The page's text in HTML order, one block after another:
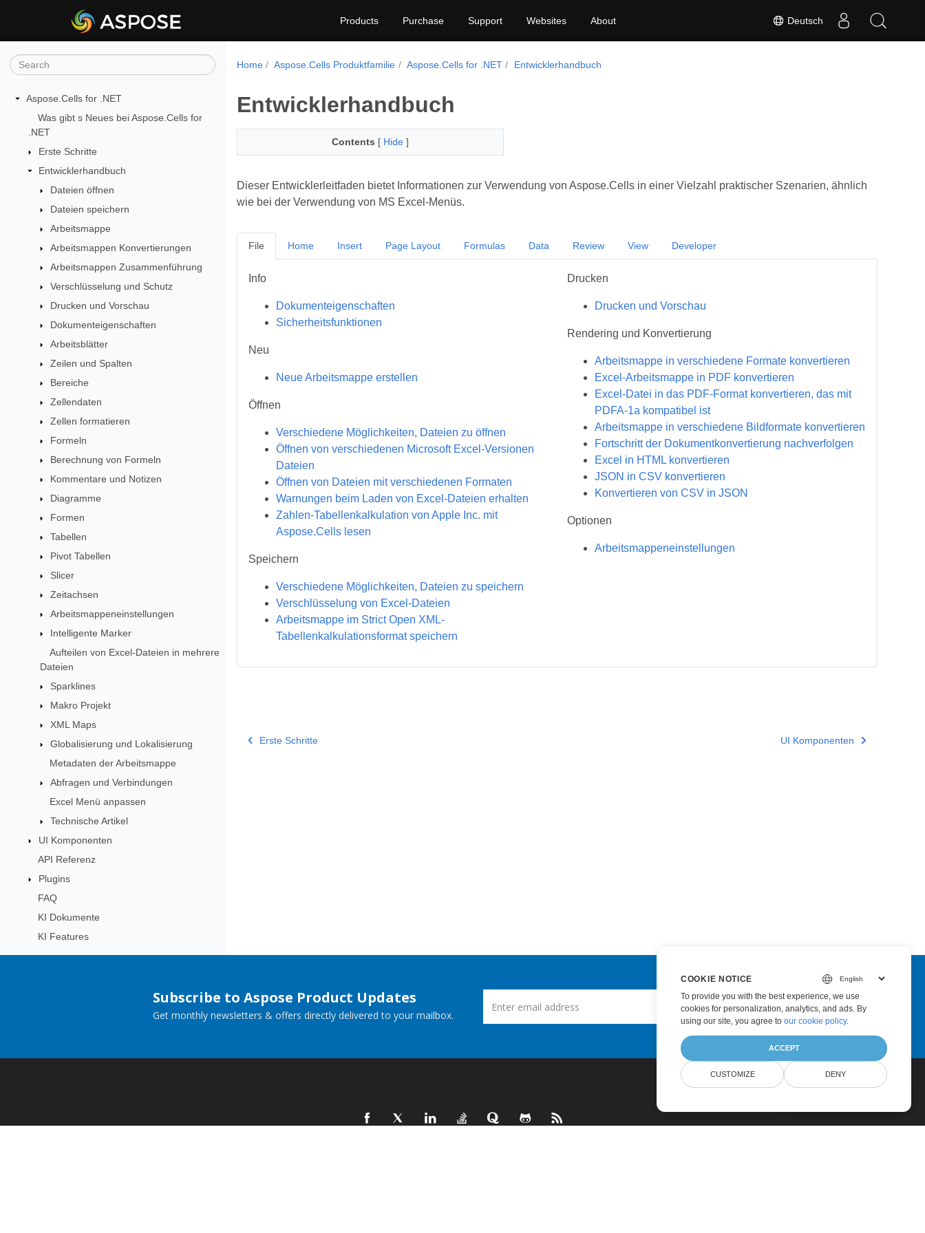
Deutsch
Products Purchase Support Websites About
Aspose.Cells for .NET
Was gibt s Neues bei Aspose.Cells for
.NET
Erste Schritte
Entwicklerhandbuch
Dateien öffnen
Dateien speichern
Arbeitsmappe
Arbeitsmappen Konvertierungen
Arbeitsmappen Zusammenführung
Verschlüsselung und Schutz
Drucken und Vorschau
Dokumenteigenschaften
Arbeitsblätter
Zeilen und Spalten
Bereiche
Zellendaten
Zellen formatieren
Formeln
Berechnung von Formeln
Kommentare und Notizen
Diagramme
Formen
Tabellen
Pivot Tabellen
Slicer
Zeitachsen
Arbeitsmappeneinstellungen
Intelligente Marker
Aufteilen von Excel-Dateien in mehrere
Dateien
Sparklines
Makro Projekt
XML Maps
Globalisierung und Lokalisierung
Metadaten der Arbeitsmappe
Abfragen und Verbindungen
Excel Menü anpassen
Technische Artikel
UI Komponenten
API Referenz
Plugins
FAQ
KI Dokumente
KI Features
Home Aspose.Cells Produktfamilie Aspose.Cells for .NET Entwicklerhandbuch
Entwicklerhandbuch
Contents [ Hide ]
Dieser Entwicklerleitfaden bietet Informationen zur Verwendung von Aspose.Cells in einer Vielzahl praktischer Szenarien, ähnlich
wie bei der Verwendung von MS Excel-Menüs.
File
Info
Dokumenteigenschaften
Sicherheitsfunktionen
Neu
Neue Arbeitsmappe erstellen
Öffnen
Verschiedene Möglichkeiten, Dateien zu öffnen
Öffnen von verschiedenen Microsoft Excel-Versionen
Dateien
Öffnen von Dateien mit verschiedenen Formaten
Warnungen beim Laden von Excel-Dateien erhalten
Zahlen-Tabellenkalkulation von Apple Inc. mit
Aspose.Cells lesen
Speichern
Verschiedene Möglichkeiten, Dateien zu speichern
Verschlüsselung von Excel-Dateien
Arbeitsmappe im Strict Open XML-
Tabellenkalkulationsformat speichern
Drucken
Drucken und Vorschau
Rendering und Konvertierung
Arbeitsmappe in verschiedene Formate konvertieren
Excel-Arbeitsmappe in PDF konvertieren
Excel-Datei in das PDF-Format konvertieren, das mit
PDFA-1a kompatibel ist
Arbeitsmappe in verschiedene Bildformate konvertieren
Fortschritt der Dokumentkonvertierung nachverfolgen
Excel in HTML konvertieren
JSON in CSV konvertieren
Konvertieren von CSV in JSON
Optionen
Arbeitsmappeneinstellungen
Home Insert Page Layout Formulas Data Review View Developer
Erste Schritte UI Komponenten
Subscribe to Aspose Product Updates
Get monthly newsletters & offers directly delivered to your mailbox.
Submit
COOKIE NOTICE
To provide you with the best experience, we use
cookies for personalization, analytics, and ads. By
using our site, you agree to our cookie policy.
ACCEPT
CUSTOMIZE DENY